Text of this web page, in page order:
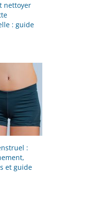
nettoyer
: guide
:
et guide